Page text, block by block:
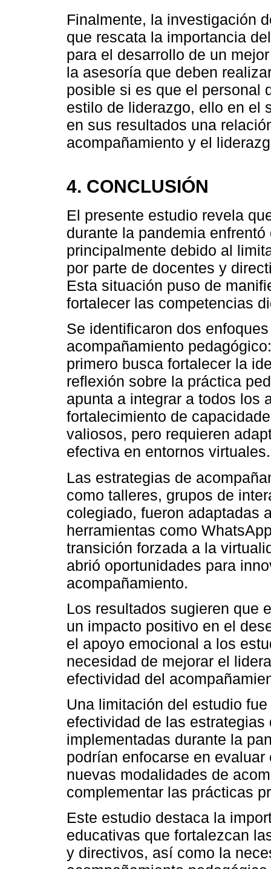
Finalmente, la investigación
que rescata la importancia
para el desarrollo de un
la asesoría que deben
posible si es que el personal
estilo de liderazgo, ello en el
en sus resultados una
acompañamiento y el
4. CONCLUSIÓN
El presente estudio revela
durante la pandemia
principalmente debido al
por parte de docentes y
Esta situación puso de
fortalecer las competencias
Se identificaron dos
acompañamiento
primero busca fortalecer la
reflexión sobre la práctica
apunta a integrar a todos los
fortalecimiento de
valiosos, pero requieren
efectiva en entornos virtuales.
Las estrategias de
como talleres, grupos de
colegiado, fueron adaptadas
herramientas como
transición forzada a la
abrió oportunidades para
acompañamiento.
Los resultados sugieren que
un impacto positivo en el
el apoyo emocional a los
necesidad de mejorar el
efectividad del
Una limitación del estudio
efectividad de las
implementadas durante la
podrían enfocarse en
nuevas modalidades de
complementar las prácticas
Este estudio destaca la
educativas que fortalezcan
y directivos, así como la